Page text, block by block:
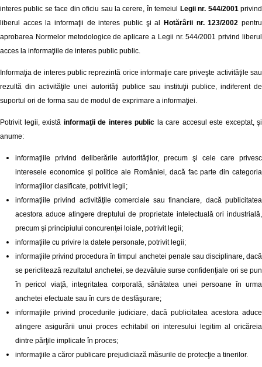
interes public se face din oficiu sau la cerere, în temeiul Legii nr. 544/2001privind
liberul acces la informaţii de interes public şi al Hotărârii nr. 123/2002 pentru
aprobarea Normelor metodologice de aplicare a Legii nr. 544/2001 privind liberul
acces la informaţiile de interes public public.
Informaţia de interes public reprezintă orice informaţie care priveşte activităţile sau
rezultă din activităţile unei autorităţi publice sau instituţii publice, indiferent de
suportul ori de forma sau de modul de exprimare a informaţiei.
Potrivit legii, există informaţii de interes public la care accesul este exceptat, şi
anume:
informaţiile privind deliberările autorităţilor, precum şi cele care privesc
interesele economice şi politice ale României, dacă fac parte din categoria
informaţiilor clasificate, potrivit legii;
informaţiile privind activităţile comerciale sau financiare, dacă publicitatea
acestora aduce atingere dreptului de proprietate intelectuală ori industrială,
precum şi principiului concurenţei loiale, potrivit legii;
informaţiile cu privire la datele personale, potrivit legii;
informaţiile privind procedura în timpul anchetei penale sau disciplinare, dacă
se periclitează rezultatul anchetei, se dezvăluie surse confidenţiale ori se pun
în pericol viaţă, integritatea corporală, sănătatea unei persoane în urma
anchetei efectuate sau în curs de desfăşurare;
informaţiile privind procedurile judiciare, dacă publicitatea acestora aduce
atingere asigurării unui proces echitabil ori interesului legitim al oricăreia
dintre părţile implicate în proces;
informaţiile a căror publicare prejudiciază măsurile de protecţie a tinerilor.